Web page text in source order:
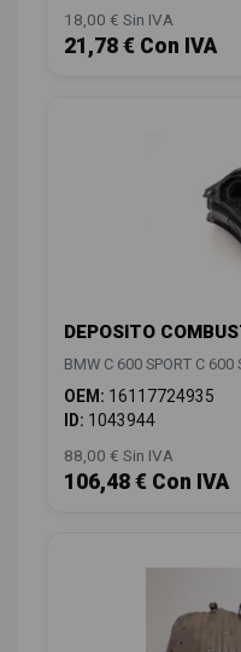
18,00 € Sin IVA
21,78 € Con IVA
DEPOSITO
BMW C 600 SPORT C 600
OEM: 16117724935
ID: 1043944
88,00 € Sin IVA
106,48 € Con IVA